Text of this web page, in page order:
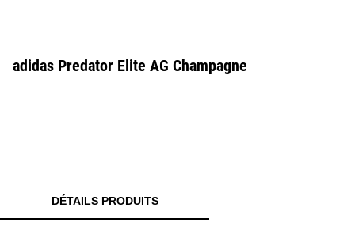
adidas Predator Elite AG Champagne
DÉTAILS PRODUITS